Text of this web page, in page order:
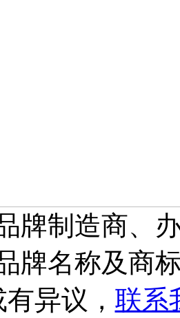
牌制造商、
牌名称及商
异议， 联系